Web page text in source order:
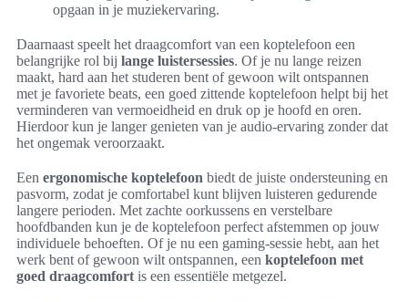
opgaan in je muziekervaring.
Daarnaast speelt het draagcomfort van een koptelefoon een
belangrijke rol bij lange luistersessies. Of je nu lange reizen
maakt, hard aan het studeren bent of gewoon wilt ontspannen
met je favoriete beats, een goed zittende koptelefoon helpt bij het
verminderen van vermoeidheid en druk op je hoofd en oren.
Hierdoor kun je langer genieten van je audio-ervaring zonder dat
het ongemak veroorzaakt.
Een ergonomische koptelefoon biedt de juiste ondersteuning en
pasvorm, zodat je comfortabel kunt blijven luisteren gedurende
langere perioden. Met zachte oorkussens en verstelbare
hoofdbanden kun je de koptelefoon perfect afstemmen op jouw
individuele behoeften. Of je nu een gaming-sessie hebt, aan het
werk bent of gewoon wilt ontspannen, een koptelefoon met
goed draagcomfort is een essentiële metgezel.